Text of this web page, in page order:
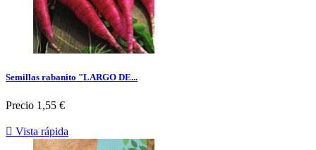
Semillas rabanito "LARGO DE...
Precio 1,55 €
 Vista rápida